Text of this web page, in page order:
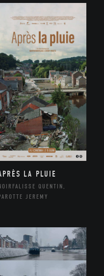
LA PLUIE
QUENTIN,
JEREMY